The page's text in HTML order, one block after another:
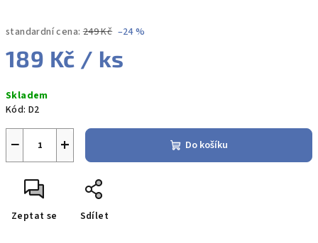
standardní cena: 249 Kč –24 %
189 Kč / ks
cena:
Skladem
Kód: D2
+
− Do košíku
Zeptat se Sdílet